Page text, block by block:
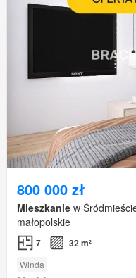
800 000 zł
Mieszkanie w
małopolskie
7 32 m²
Winda